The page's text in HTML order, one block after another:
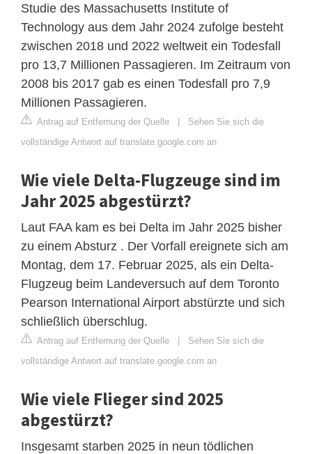
Studie des Massachusetts Institute of
Technology aus dem Jahr 2024 zufolge besteht
zwischen 2018 und 2022 weltweit ein Todesfall
pro 13,7 Millionen Passagieren. Im Zeitraum von
2008 bis 2017 gab es einen Todesfall pro 7,9
Millionen Passagieren.
Antrag auf Entfernung der Quelle | Sehen Sie sich die
vollständige Antwort auf translate.google.com an
Wie viele Delta-Flugzeuge sind im
Jahr 2025 abgestürzt?
Laut FAA kam es bei Delta im Jahr 2025 bisher
zu einem Absturz . Der Vorfall ereignete sich am
Montag, dem 17. Februar 2025, als ein Delta-
Flugzeug beim Landeversuch auf dem Toronto
Pearson International Airport abstürzte und sich
schließlich überschlug.
Antrag auf Entfernung der Quelle | Sehen Sie sich die
vollständige Antwort auf translate.google.com an
Wie viele Flieger sind 2025
abgestürzt?
Insgesamt starben 2025 in neun tödlichen